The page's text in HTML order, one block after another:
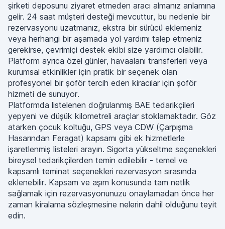
şirketi deposunu ziyaret etmeden aracı almanız anlamına
gelir. 24 saat müşteri desteği mevcuttur, bu nedenle bir
rezervasyonu uzatmanız, ekstra bir sürücü eklemeniz
veya herhangi bir aşamada yol yardımı talep etmeniz
gerekirse, çevrimiçi destek ekibi size yardımcı olabilir.
Platform ayrıca özel günler, havaalanı transferleri veya
kurumsal etkinlikler için pratik bir seçenek olan
profesyonel bir şoför tercih eden kiracılar için şoför
hizmeti de sunuyor.
Platformda listelenen doğrulanmış BAE tedarikçileri
yepyeni ve düşük kilometreli araçlar stoklamaktadır. Göz
atarken çocuk koltuğu, GPS veya CDW (Çarpışma
Hasarından Feragat) kapsamı gibi ek hizmetlerle
işaretlenmiş listeleri arayın. Sigorta yükseltme seçenekleri
bireysel tedarikçilerden temin edilebilir - temel ve
kapsamlı teminat seçenekleri rezervasyon sırasında
eklenebilir. Kapsam ve aşım konusunda tam netlik
sağlamak için rezervasyonunuzu onaylamadan önce her
zaman kiralama sözleşmesine nelerin dahil olduğunu teyit
edin.